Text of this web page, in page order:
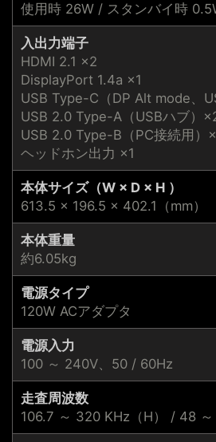
使用時 26W / スタンバイ時
入出力端子
HDMI 2.1 ×2
DisplayPort 1.4a ×1
USB Type-C（DP Alt mode、
USB 2.0 Type-A（USBハブ）
USB 2.0 Type-B（PC接続用）
ヘッドホン出力 ×1
本体サイズ（W × D × H ）
613.5 × 196.5 × 402.1（mm）
本体重量
約6.05kg
電源タイプ
120W ACアダプタ
電源入力
100 ～ 240V、50 / 60Hz
走査周波数
106.7 ～ 320 KHz（H） / 48 ～